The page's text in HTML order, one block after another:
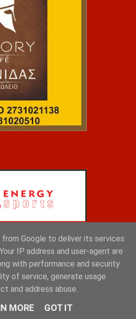
Google to deliver its services
IP address and user-agent are
with performance and security
of service, generate usage
and address abuse.
MORE GOT IT